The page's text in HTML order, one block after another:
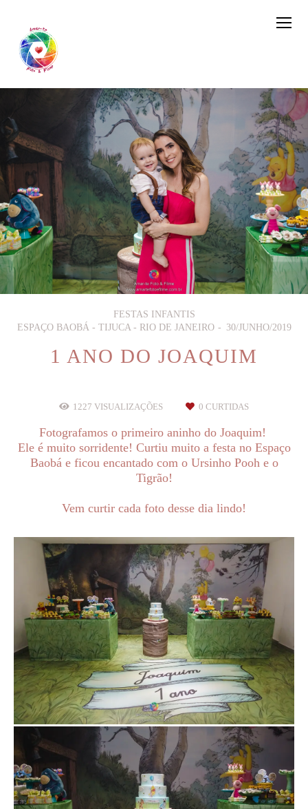
FESTAS INFANTIS
ESPAÇO BAOBÁ - TIJUCA - RIO DE JANEIRO
30/JUNHO/2019
1 ANO DO JOAQUIM
1227 VISUALIZAÇÕES 0 CURTIDAS
Fotografamos o primeiro aninho do Joaquim!
Ele é muito sorridente! Curtiu muito a festa no Espaço
Baobá e ficou encantado com o Ursinho Pooh e o
Tigrão!
Vem curtir cada foto desse dia lindo!